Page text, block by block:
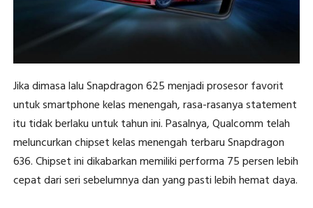
Jika dimasa lalu Snapdragon 625 menjadi prosesor favorit
untuk smartphone kelas menengah, rasa-rasanya statement
itu tidak berlaku untuk tahun ini. Pasalnya, Qualcomm telah
meluncurkan chipset kelas menengah terbaru Snapdragon
636. Chipset ini dikabarkan memiliki performa 75 persen lebih
cepat dari seri sebelumnya dan yang pasti lebih hemat daya.